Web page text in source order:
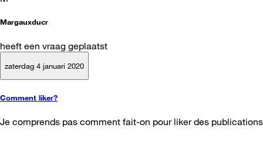
Margauxducr
heeft een vraag geplaatst
zaterdag 4 januari 2020
Comment liker?
Je comprends pas comment fait-on pour liker des publications